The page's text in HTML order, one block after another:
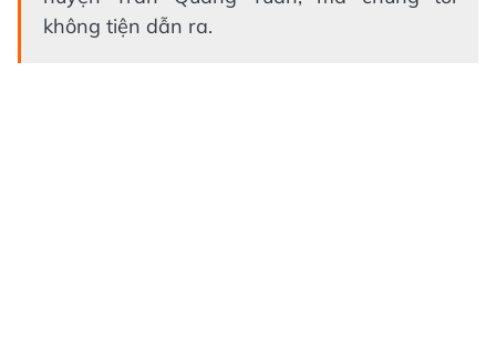
không tiện dẫn ra.